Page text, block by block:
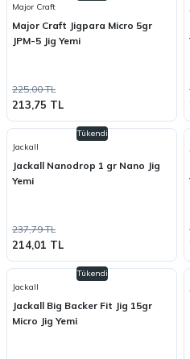
Major Craft
Major Craft Jigpara Micro 5gr
JPM-5 Jig Yemi
225,00 TL
213,75 TL
Tükendi
Jackall
Jackall Nanodrop 1 gr Nano Jig
Yemi
237,79 TL
214,01 TL
Tükendi
Jackall
Jackall Big Backer Fit Jig 15gr
Micro Jig Yemi